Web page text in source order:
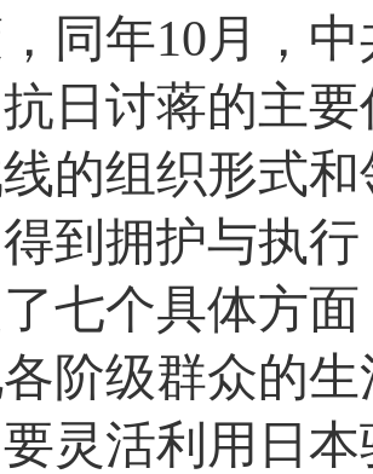
同年10月，
日讨蒋的主
的组织形式
到拥护与执
七个具体方
阶级群众的
灵活利用日